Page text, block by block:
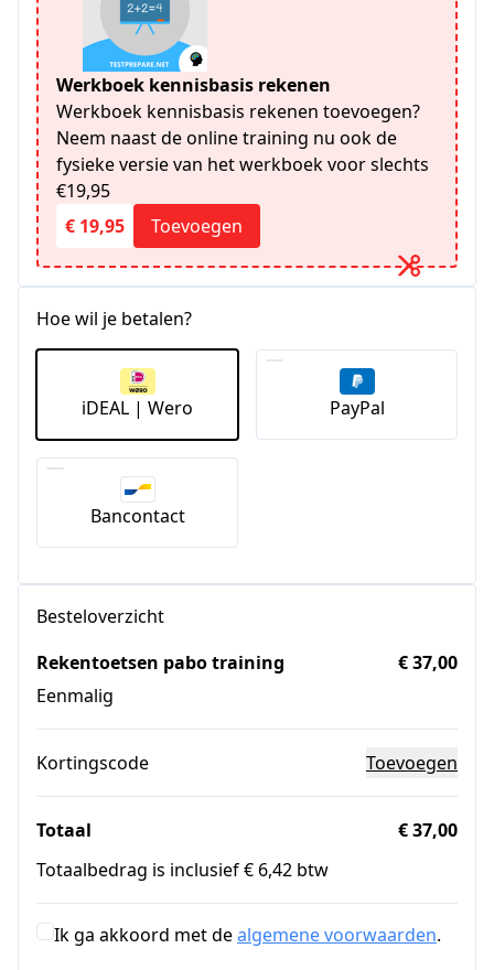
Werkboek kennisbasis rekenen
Werkboek kennisbasis rekenen toevoegen?
Neem naast de online training nu ook de
fysieke versie van het werkboek voor slechts
€19,95
€ 19,95
Toevoegen
Hoe wil je betalen?
iDEAL | Wero PayPal
Bancontact
Besteloverzicht
Rekentoetsen pabo training
Eenmalig
€ 37,00
Kortingscode Toevoegen
Totaal
€ 37,00
Totaalbedrag is inclusief € 6,42 btw
Ik ga akkoord met dealgemene voorwaarden.